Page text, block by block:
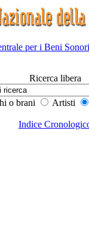
per i Beni
Ricerca libera
o brani Artisti
Indice